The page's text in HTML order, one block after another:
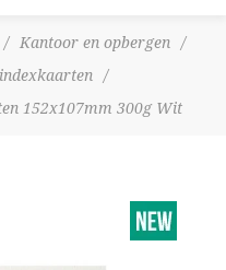
/ Kantoor en opbergen
/
indexkaarten
/
152x107mm 300g Wit